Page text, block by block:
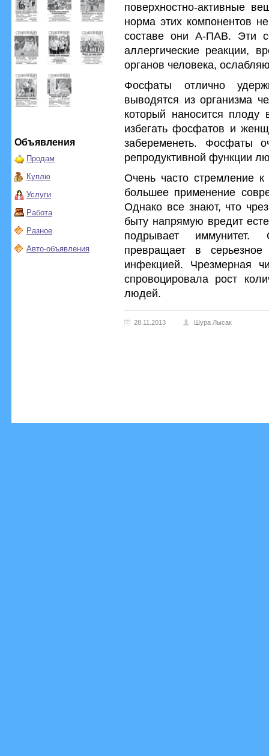
Объявления
Продам
Куплю
Услуги
Работа
Разное
Авто-объявления
поверхностно-активные
норма этих компонентов
составе они А-ПАВ. Эти
аллергические реакции,
органов человека,
Фосфаты отлично
выводятся из организма
который наносится плоду
избегать фосфатов и
забеременеть. Фосфаты
репродуктивной функции
Очень часто стремление
большее применение
Однако все знают, что
быту напрямую вредит
подрывает иммунитет.
превращает в
инфекцией. Чрезмерная
спровоцировала рост
людей.
28.11.2013 Шура Лысак